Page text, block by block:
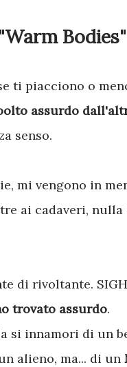
ti piacciono o
assurdo
senso.
mi vengono in
ai cadaveri,
di rivoltante.
trovato assurdo.
si innamori di un
alieno, ma... di un